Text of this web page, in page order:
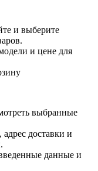
и выберите
и цене для
выбранные
доставки и
данные и